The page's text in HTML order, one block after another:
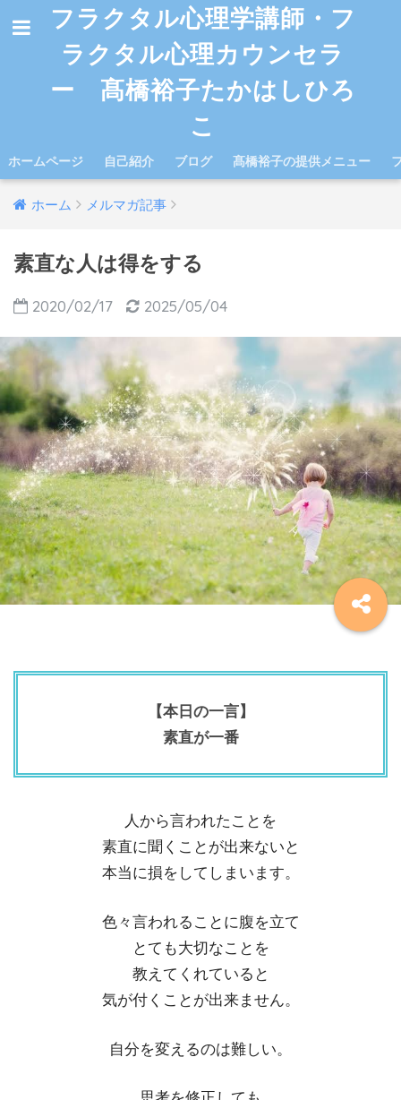
フラクタル心理学講師・フ
ラクタル心理カウンセラ
ー 髙橋裕子たかはしひろ
こ
ホームページ 自己紹介 ブログ 髙橋裕子の提供メニュー
ホーム メルマガ記事
素直な人は得をする
2020/02/17 2025/05/04
【本日の一言】
素直が一番
人から言われたことを
素直に聞くことが出来ないと
本当に損をしてしまいます。
色々言われることに腹を立て
とても大切なことを
教えてくれていると
気が付くことが出来ません。
自分を変えるのは難しい。